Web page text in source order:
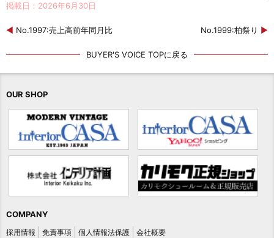
掲載日：2026年6月30日
◀ No.1997:売上高前年同月比 No.1999:柏祭り ▶
BUYER'S VOICE TOPに戻る
OUR SHOP
COMPANY
採用情報 免責事項 個人情報法保護 会社概要